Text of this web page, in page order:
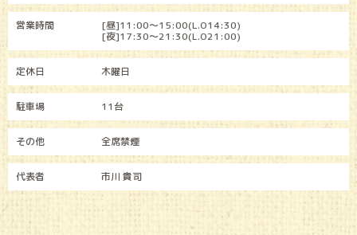
営業時間
[昼]11:00～15:00(L.O14:30)
[夜]17:30～21:30(L.O21:00)
定休日 木曜日
駐車場 11台
その他 全席禁煙
代表者 市川 貴司